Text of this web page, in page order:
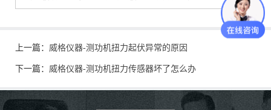
上一篇： 威格仪器-测功机扭力起伏异常的原因
下一篇： 威格仪器-测功机扭力传感器坏了怎么办